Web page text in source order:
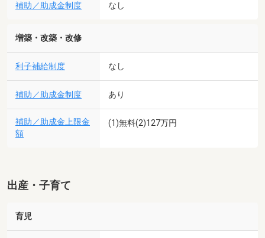
補助／助成金制度 なし
増築・改築・改修
利子補給制度 なし
補助／助成金制度 あり
補助／助成金上限金
額
(1)無料(2)127万円
出産・子育て
育児